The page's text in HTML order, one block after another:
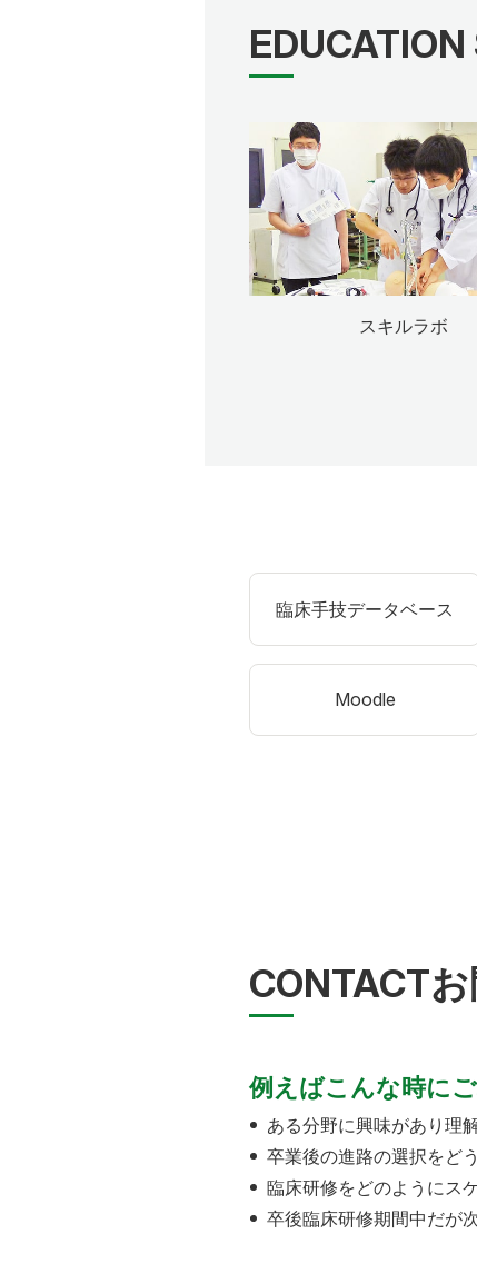
EDUCATION
スキルラボ
臨床手技データベース
Moodle
CONTACT
例えばこんな時に
ある分野に興味があり理
卒業後の進路の選択をど
臨床研修をどのようにス
卒後臨床研修期間中だが